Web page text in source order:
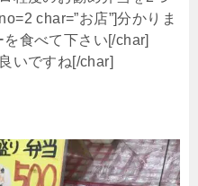
char=”お店”]分かりま
食べて下さい[/char]
いですね[/char]